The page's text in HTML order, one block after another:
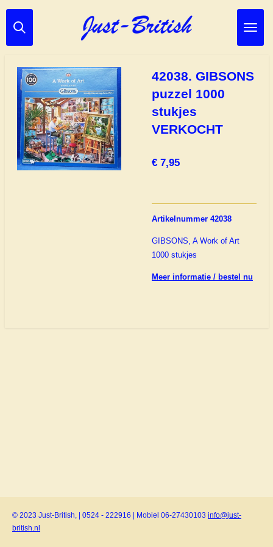
Ga
direct
hoofdinhoud
42038. GIBSONS
puzzel 1000
stukjes
VERKOCHT
€ 7,95
Artikelnummer 42038
GIBSONS, A Work of Art
1000 stukjes
Meer informatie / bestel nu
© 2023 Just-British, | 0524 - 222916 | Mobiel 06-27430103 info@just-
british.nl